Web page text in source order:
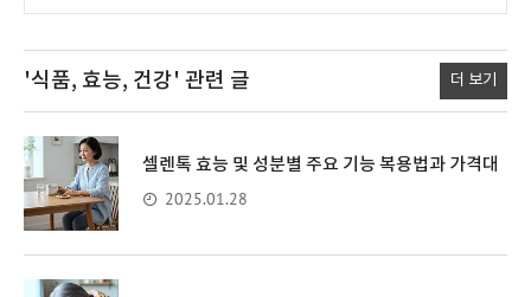
'식품, 효능, 건강' 관련 글 더 보기
셀렌톡 효능 및 성분별 주요 기능 복용법과 가격대
2025.01.28